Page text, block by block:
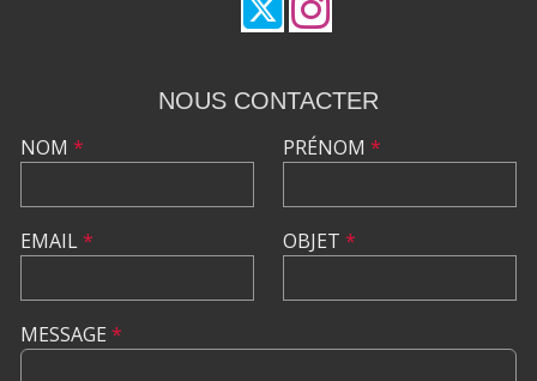
NOUS CONTACTER
NOM *
EMAIL*
PRÉNOM *
OBJET *
MESSAGE *